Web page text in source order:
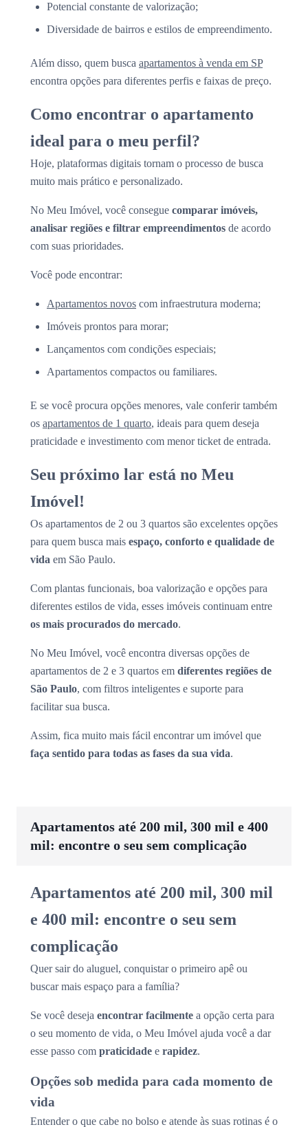
Potencial constante de valorização;
Diversidade de bairros e estilos de empreendimento.
Além disso, quem busca apartamentos à venda em SP
encontra opções para diferentes perfis e faixas de preço.
Como encontrar o apartamento
ideal para o meu perfil?
Hoje, plataformas digitais tornam o processo de busca
muito mais prático e personalizado.
No Meu Imóvel, você consegue comparar imóveis,
analisar regiões e filtrar empreendimentos de acordo
com suas prioridades.
Você pode encontrar:
Apartamentos novos com infraestrutura moderna;
Imóveis prontos para morar;
Lançamentos com condições especiais;
Apartamentos compactos ou familiares.
E se você procura opções menores, vale conferir também
os apartamentos de 1 quarto, ideais para quem deseja
praticidade e investimento com menor ticket de entrada.
Seu próximo lar está no Meu
Imóvel!
Os apartamentos de 2 ou 3 quartos são excelentes opções
para quem busca mais espaço, conforto e qualidade de
vida em São Paulo.
Com plantas funcionais, boa valorização e opções para
diferentes estilos de vida, esses imóveis continuam entre
os mais procurados do mercado.
No Meu Imóvel, você encontra diversas opções de
apartamentos de 2 e 3 quartos em diferentes regiões de
São Paulo, com filtros inteligentes e suporte para
facilitar sua busca.
Assim, fica muito mais fácil encontrar um imóvel que
faça sentido para todas as fases da sua vida.
Apartamentos até 200 mil, 300 mil e 400
mil: encontre o seu sem complicação
Apartamentos até 200 mil, 300 mil
e 400 mil: encontre o seu sem
complicação
Quer sair do aluguel, conquistar o primeiro apê ou
buscar mais espaço para a família?
Se você deseja encontrar facilmente a opção certa para
o seu momento de vida, o Meu Imóvel ajuda você a dar
esse passo com praticidade e rapidez.
Opções sob medida para cada momento de
vida
Entender o que cabe no bolso e atende às suas rotinas é o